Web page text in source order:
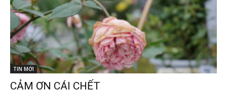
TIN MỚI
CẢM ƠN CÁI CHẾT